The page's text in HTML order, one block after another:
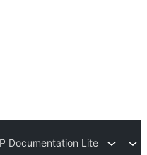
Documentation Lite